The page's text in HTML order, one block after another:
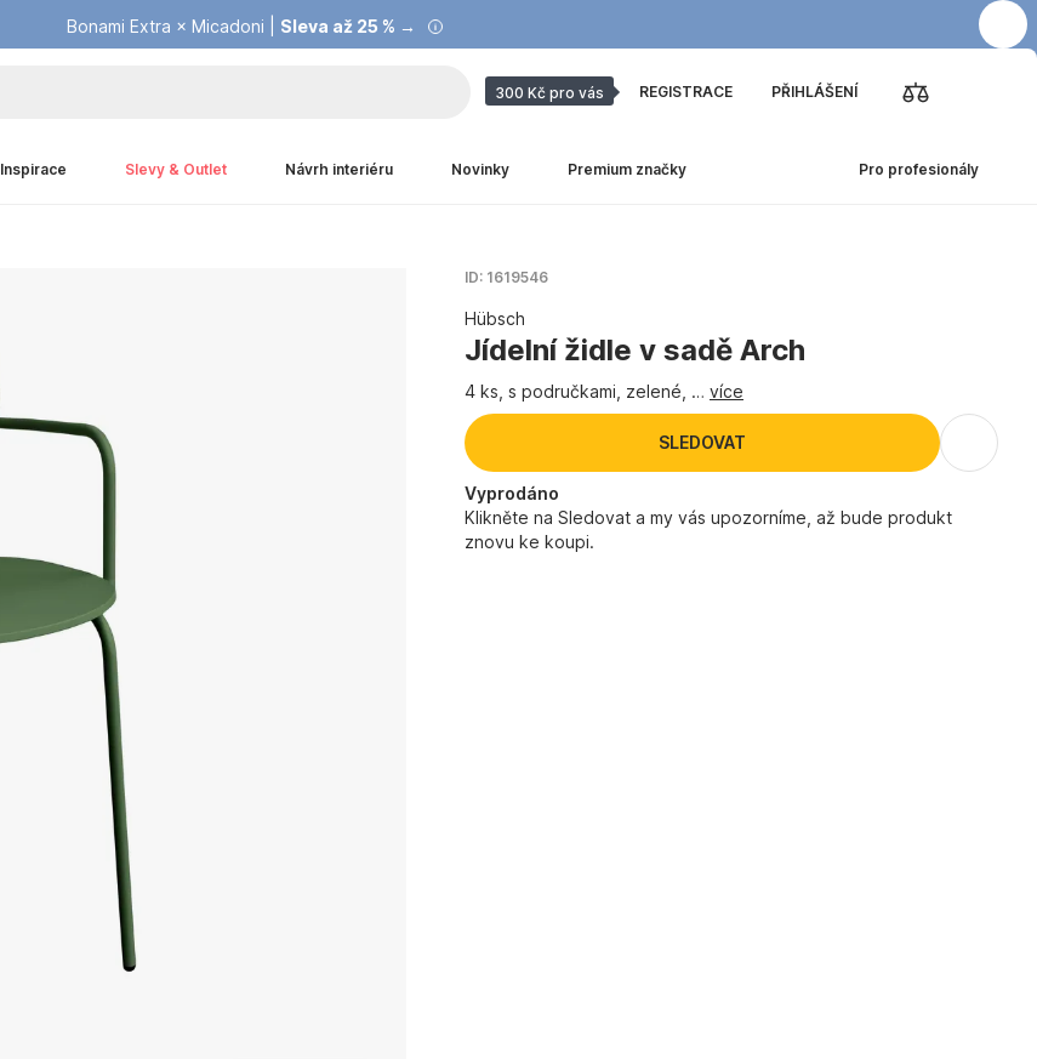
Bonami Extra × Micadoni | Sleva až 25 % →
Summer Sale |Ušetřete až 40 % →
300 Kč pro vás REGISTRACE PŘIHLÁŠENÍ
Inspirace Slevy & Outlet Návrh interiéru Novinky Premium značky Pro profesionály
ID: 1619546
Hübsch
Jídelní židle v sadě Arch
4 ks, s područkami, zelené , … více
SLEDOVAT
Vyprodáno
Klikněte na Sledovat a my vás upozorníme, až bude produkt
znovu ke koupi.